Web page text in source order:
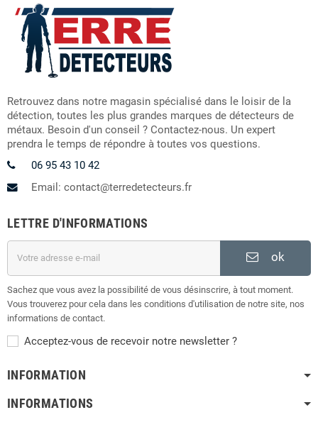
Retrouvez dans notre magasin spécialisé dans le loisir de la
détection, toutes les plus grandes marques de détecteurs de
métaux. Besoin d'un conseil ? Contactez-nous. Un expert
prendra le temps de répondre à toutes vos questions.
06 95 43 10 42
Email: contact@terredetecteurs.fr
LETTRE D'INFORMATIONS
ok
Sachez que vous avez la possibilité de vous désinscrire, à tout moment.
Vous trouverez pour cela dans les conditions d'utilisation de notre site, nos
informations de contact.
Acceptez-vous de recevoir notre newsletter ?
INFORMATION
INFORMATIONS